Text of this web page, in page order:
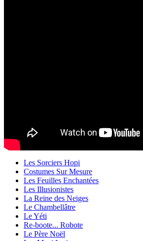
Les Sorciers Hopi
Costumes Sur Mesure
Les Feuilles Enchantées
Les Illusionistes
La Reine des Neiges
Le Chambellâtre
Le Yéti
Re-boote... Robote
Le Père Noël